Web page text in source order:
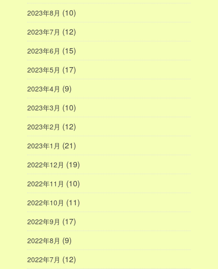
2023年8月 (10)
2023年7月 (12)
2023年6月 (15)
2023年5月 (17)
2023年4月 (9)
2023年3月 (10)
2023年2月 (12)
2023年1月 (21)
2022年12月 (19)
2022年11月 (10)
2022年10月 (11)
2022年9月 (17)
2022年8月 (9)
2022年7月 (12)